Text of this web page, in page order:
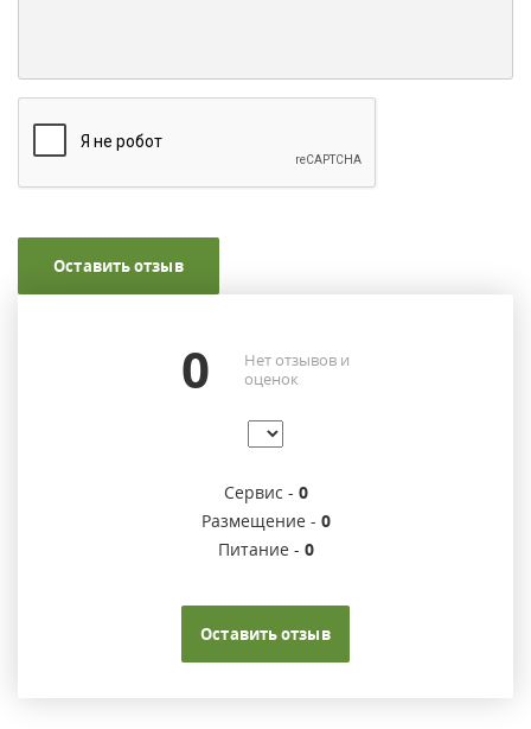
Оставить отзыв
0
Нет отзывов и
оценок
Сервис - 0
Размещение - 0
Питание - 0
Оставить отзыв